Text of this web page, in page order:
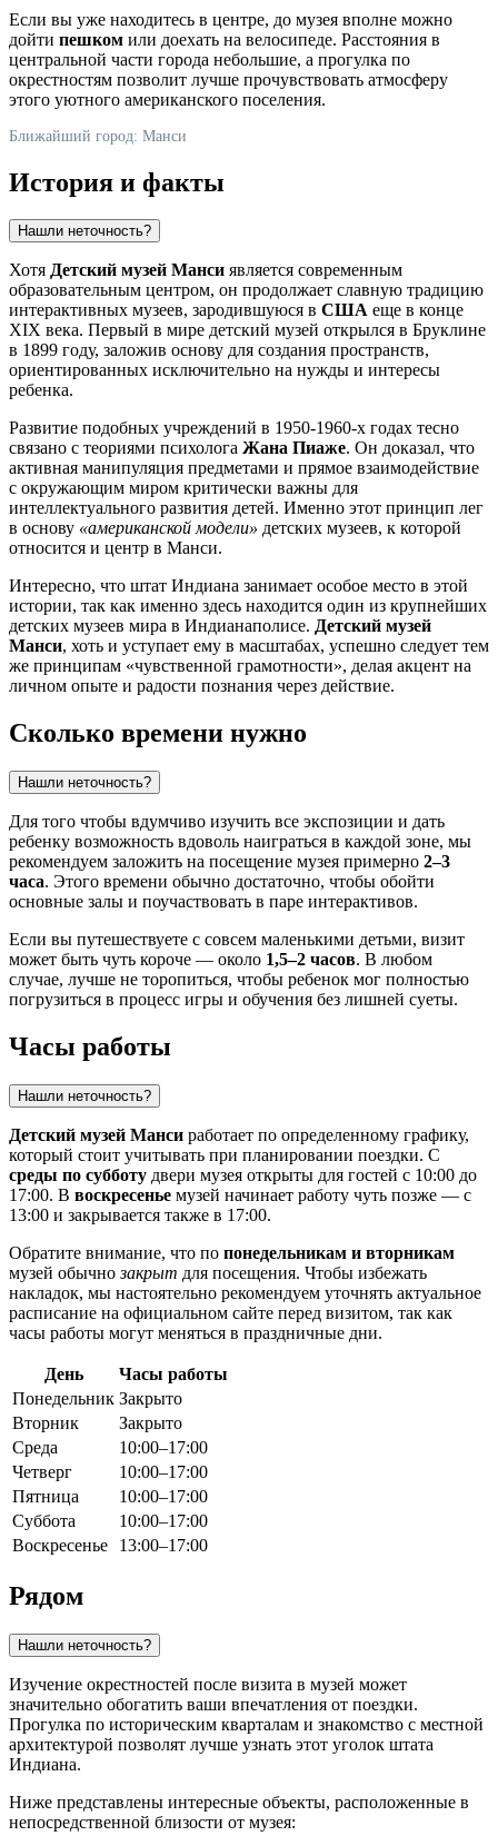
Если вы уже находитесь в центре, до музея вполне можно
дойти пешком или доехать на велосипеде. Расстояния в
центральной части города небольшие, а прогулка по
окрестностям позволит лучше прочувствовать атмосферу
этого уютного американского поселения.
Ближайший город: Манси
История и факты
Нашли неточность?
Хотя Детский музей Манси является современным
образовательным центром, он продолжает славную традицию
интерактивных музеев, зародившуюся в США еще в конце
XIX века. Первый в мире детский музей открылся в Бруклине
в 1899 году, заложив основу для создания пространств,
ориентированных исключительно на нужды и интересы
ребенка.
Развитие подобных учреждений в 1950-1960-х годах тесно
связано с теориями психолога Жана Пиаже. Он доказал, что
активная манипуляция предметами и прямое взаимодействие
с окружающим миром критически важны для
интеллектуального развития детей. Именно этот принцип лег
в основу «американской модели» детских музеев, к которой
относится и центр в Манси.
Интересно, что штат Индиана занимает особое место в этой
истории, так как именно здесь находится один из крупнейших
детских музеев мира в Индианаполисе. Детский музей
Манси, хоть и уступает ему в масштабах, успешно следует тем
же принципам «чувственной грамотности», делая акцент на
личном опыте и радости познания через действие.
Сколько времени нужно
Нашли неточность?
Для того чтобы вдумчиво изучить все экспозиции и дать
ребенку возможность вдоволь наиграться в каждой зоне, мы
рекомендуем заложить на посещение музея примерно 2–3
часа. Этого времени обычно достаточно, чтобы обойти
основные залы и поучаствовать в паре интерактивов.
Если вы путешествуете с совсем маленькими детьми, визит
может быть чуть короче — около 1,5–2 часов. В любом
случае, лучше не торопиться, чтобы ребенок мог полностью
погрузиться в процесс игры и обучения без лишней суеты.
Часы работы
Нашли неточность?
Детский музей Манси работает по определенному графику,
который стоит учитывать при планировании поездки. С
среды по субботу двери музея открыты для гостей с 10:00 до
17:00. В воскресенье музей начинает работу чуть позже — с
13:00 и закрывается также в 17:00.
Обратите внимание, что по понедельникам и вторникам
музей обычнозакрыт для посещения. Чтобы избежать
накладок, мы настоятельно рекомендуем уточнять актуальное
расписание на официальном сайте перед визитом, так как
часы работы могут меняться в праздничные дни.
День
Часы работы
Понедельник Закрыто
Вторник
Закрыто
Среда
10:00–17:00
Четверг
10:00–17:00
Пятница
10:00–17:00
Суббота
10:00–17:00
Воскресенье
13:00–17:00
Рядом
Нашли неточность?
Изучение окрестностей после визита в музей может
значительно обогатить ваши впечатления от поездки.
Прогулка по историческим кварталам и знакомство с местной
архитектурой позволят лучше узнать этот уголок штата
Индиана.
Ниже представлены интересные объекты, расположенные в
непосредственной близости от музея: